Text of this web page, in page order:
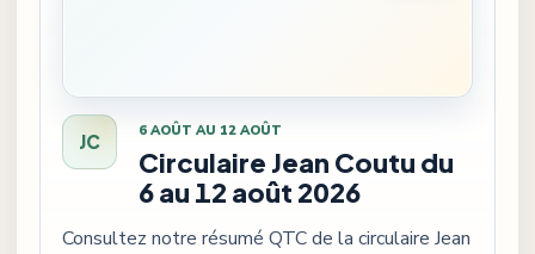
JC 6 AOÛT AU 12 AOÛT
Circulaire Jean Coutu du
6 au 12 août 2026
Consultez notre résumé QTC de la circulaire Jean